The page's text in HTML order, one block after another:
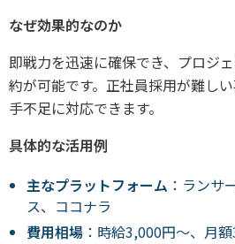
なぜ効果的なのか
即戦力を迅速に確保でき、プロジ
約が可能です。正社員採用が難し
手不足に対応できます。
具体的な活用例
主なプラットフォーム ：ランサ
ス、ココナラ
費用相場 ：時給3,000円～、月